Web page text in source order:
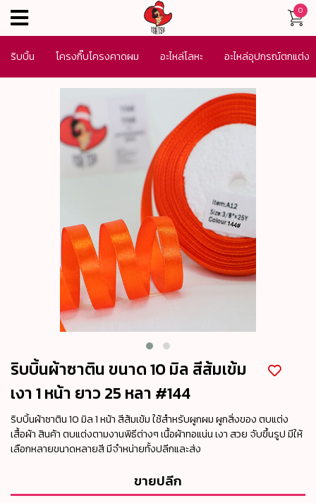
0
menu
ริบบิ้น โครงกิ๊บโครงคาดผม อะไหล่โลหะ อะไหล่อุปกรณ์ตกแต่ง
ริบบิ้นผ้าซาติน ขนาด 10 มิล สีส้มเข้ม
เงา 1 หน้า ยาว 25 หลา #144
ริบบิ้นผ้าซาติน 10 มิล 1 หน้า สีส้มเข้ม ใช้สำหรับผูกผม ผูกสิ่งของ ตบแต่ง
เสื้อผ้า สินค้า ตบแต่งตามงานพิธีต่างๆ เนื้อผ้าทอแน่น เงา สวย จับขึ้นรูป มีให้
เลือกหลายขนาดหลายสี มีจำหน่ายทั้งปลีกและส่ง
ขายปลีก